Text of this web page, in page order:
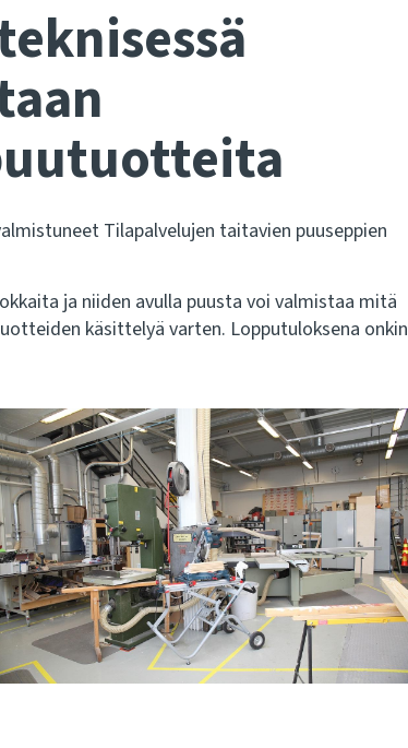
Tilapalvelujen taitavien puuseppien
ja niiden avulla puusta voi valmistaa mitä
käsittelyä varten. Lopputuloksena onkin